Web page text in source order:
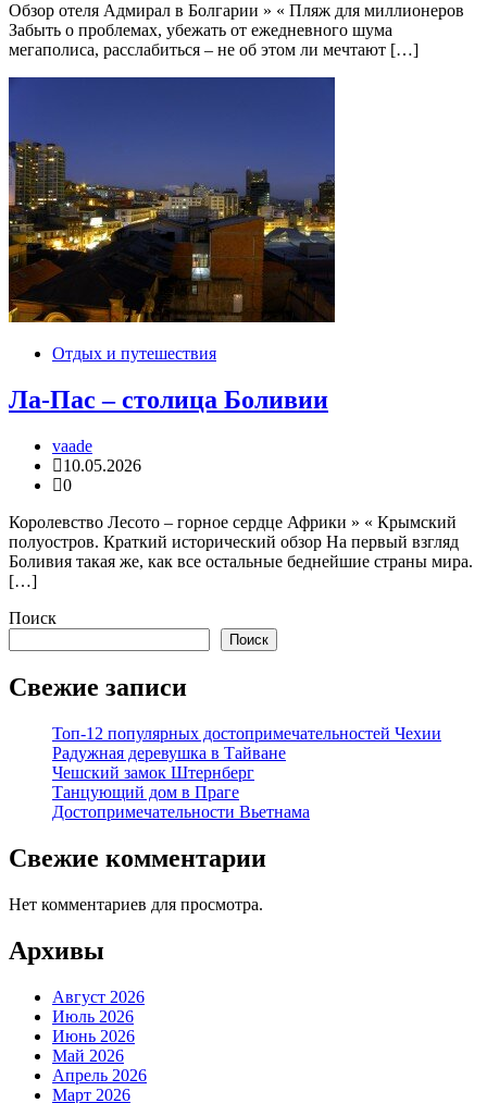
Обзор отеля Адмирал в Болгарии » « Пляж для миллионеров
Забыть о проблемах, убежать от ежедневного шума
мегаполиса, расслабиться – не об этом ли мечтают […]
Отдых и путешествия
Ла-Пас – столица Боливии
vaade
10.05.2026
0
Королевство Лесото – горное сердце Африки » « Крымский
полуостров. Краткий исторический обзор На первый взгляд
Боливия такая же, как все остальные беднейшие страны мира.
[…]
Поиск
Поиск
Свежие записи
Топ-12 популярных достопримечательностей Чехии
Радужная деревушка в Тайване
Чешский замок Штернберг
Танцующий дом в Праге
Достопримечательности Вьетнама
Свежие комментарии
Нет комментариев для просмотра.
Архивы
Август 2026
Июль 2026
Июнь 2026
Май 2026
Апрель 2026
Март 2026